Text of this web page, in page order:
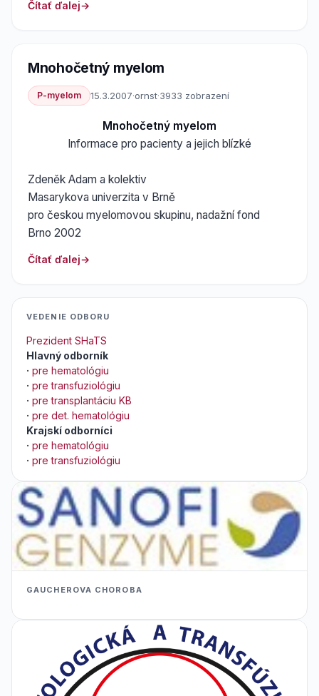
Čítať ďalej
Mnohočetný myelom
P-myelom 15.3.2007·ornst·3933 zobrazení
Mnohočetný myelom
Informace pro pacienty a jejich blízké
Zdeněk Adam a kolektiv
Masarykova univerzita v Brně
pro českou myelomovou skupinu, nadažní fond
Brno 2002
Čítať ďalej
VEDENIE ODBORU
Prezident SHaTS
Hlavný odborník
· pre hematológiu
· pre transfuziológiu
· pre transplantáciu KB
· pre det. hematológiu
Krajskí odborníci
· pre hematológiu
· pre transfuziológiu
GAUCHEROVA CHOROBA